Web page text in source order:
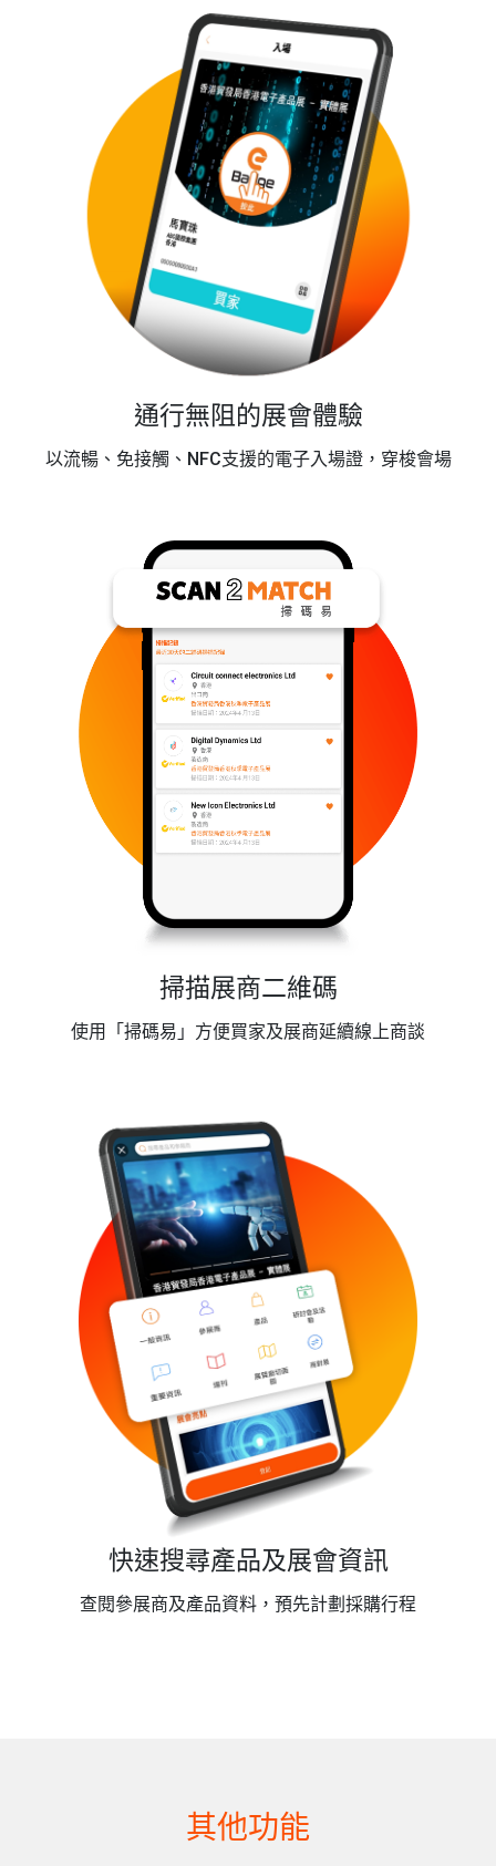
通行無阻的展會體驗
以流暢、免接觸、NFC支援的電子入場證，穿梭會場
掃描展商二維碼
使用「掃碼易」方便買家及展商延續線上商談
快速搜尋產品及展會資訊
查閱參展商及產品資料，預先計劃採購行程
其他功能